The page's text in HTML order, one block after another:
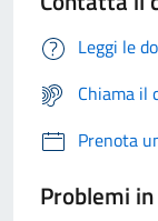
Leggi le
Chiama il
Prenota
Problemi